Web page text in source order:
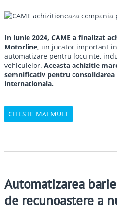
In Iunie 2024, CAME a finalizat
Motorline, un jucator important
automatizare pentru locuinte,
vehiculelor. Aceasta achizitie
semnificativ pentru consolidarea
internationala.
CITESTE MAI MULT
Automatizarea
de recunoastere a